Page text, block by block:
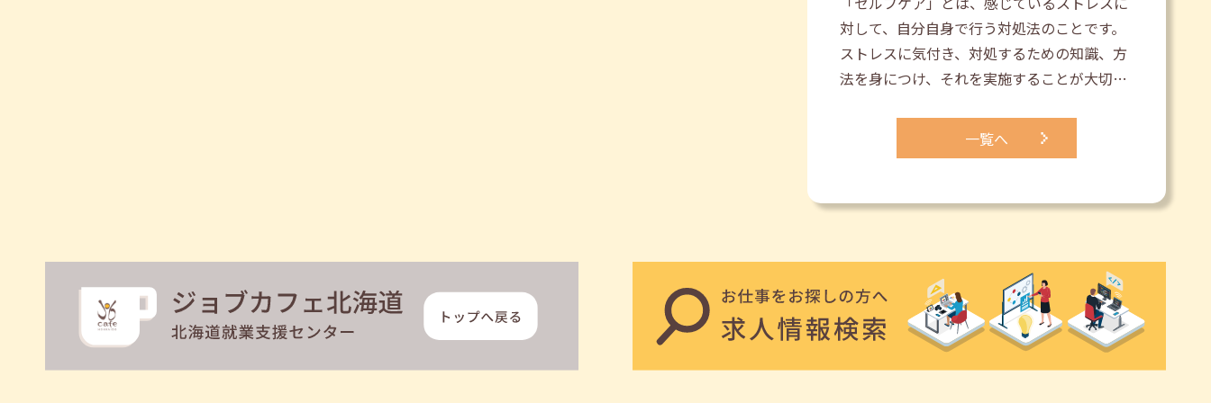
対して、自分自身で行う対処法のことです。
ストレスに気付き、対処するための知識、方
法を身につけ、それを実施することが大切…
一覧へ